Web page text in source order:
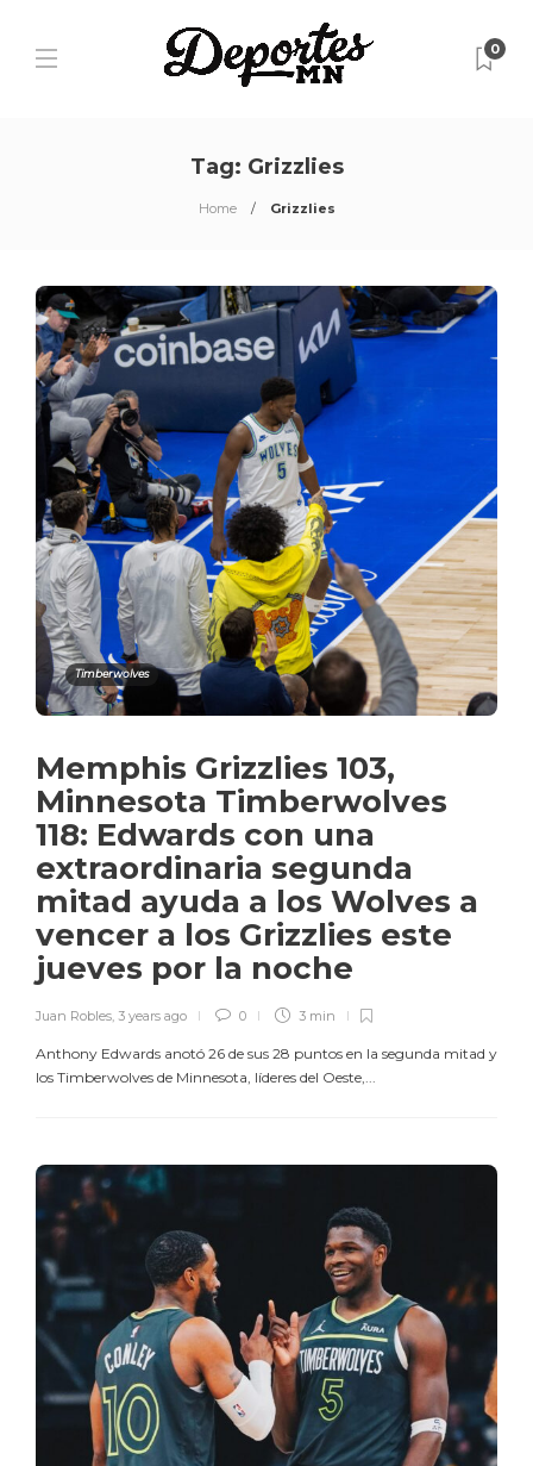
0
Tag: Grizzlies
Home Grizzlies
Timberwolves
Memphis Grizzlies 103,
Minnesota Timberwolves
118: Edwards con una
extraordinaria segunda
mitad ayuda a los Wolves a
vencer a los Grizzlies este
jueves por la noche
Juan Robles 3 years ago 0 3 min
Anthony Edwards anotó 26 de sus 28 puntos en la segunda mitad y
los Timberwolves de Minnesota, líderes del Oeste,...